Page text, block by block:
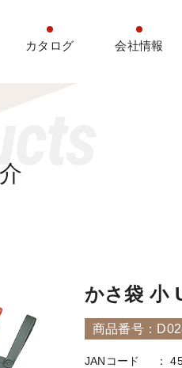
カタログ 会社情報
かさ袋 小
商品番号：
JANコード